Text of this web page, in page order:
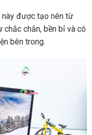
được tạo nên từ
chắn, bền bỉ và có
bên trong.